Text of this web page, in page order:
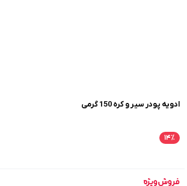
ادویه پودر سیر و کره 150 گرمی
۱۴٪